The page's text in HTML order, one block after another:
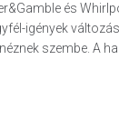
és
igények
szembe. A